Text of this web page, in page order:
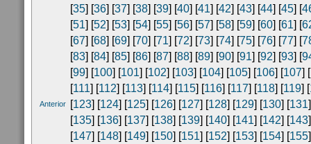
Anterior
[35] [36] [37] [38] [39] [40] [41] [42] [43] [44] [45] [
[51] [52] [53] [54] [55] [56] [57] [58] [59] [60] [61] [
[67] [68] [69] [70] [71] [72] [73] [74] [75] [76] [77] [
[83] [84] [85] [86] [87] [88] [89] [90] [91] [92] [93] [
[99] [100] [101] [102] [103] [104] [105] [106] [107] [
[111] [112] [113] [114] [115] [116] [117] [118] [119] [
[123] [124] [125] [126] [127] [128] [129] [130] [131
[135] [136] [137] [138] [139] [140] [141] [142] [143
[147] [148] [149] [150] [151] [152] [153] [154] [155